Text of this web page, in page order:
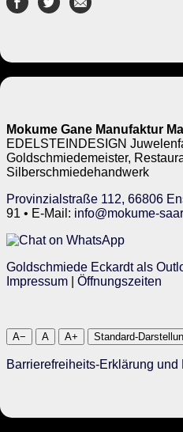
Mokume Gane Manufaktur
EDELSTEINDESIGN
Goldschmiedemeister,
Silberschmiedehandwerk
Provinzialstraße 112, 66806
91 • E-Mail: info@mokume-
Goldschmiede Eckardt als
Impressum
Öffnungszeiten
A− A A+ Standard-
Barrierefreiheits-Erklärung